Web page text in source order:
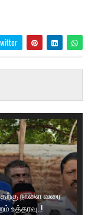
நாளை வரை
உத்தரவு..!